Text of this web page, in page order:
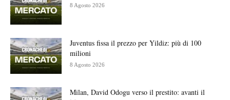
8 Agosto 2026
Juventus fissa il prezzo per Yildiz: più di 100
milioni
8 Agosto 2026
Milan, David Odogu verso il prestito: avanti il